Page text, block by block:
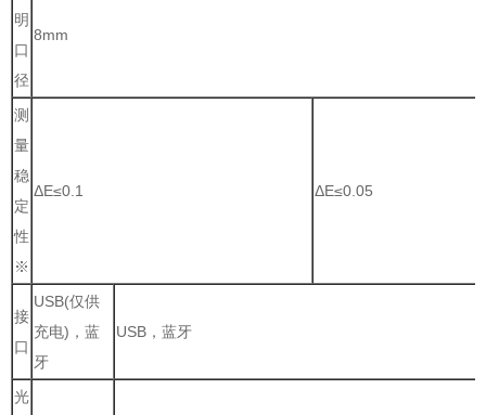
明
口
径
8mm
测
量
稳
定
性
※
ΔE≤0.1 ΔE≤0.05
接
口
USB(仅供
充电)，蓝
牙
USB，蓝牙
光